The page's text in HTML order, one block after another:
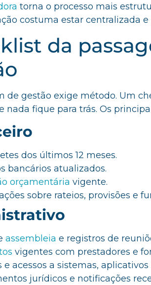
torna o processo mais
costuma estar centralizada e
da
de gestão exige método. Um
nada fique para trás. Os
dos últimos 12 meses.
bancários atualizados.
orçamentária vigente.
sobre rateios, provisões e
assembleia e registros de
vigentes com prestadores e
e acessos a sistemas,
jurídicos e notificações